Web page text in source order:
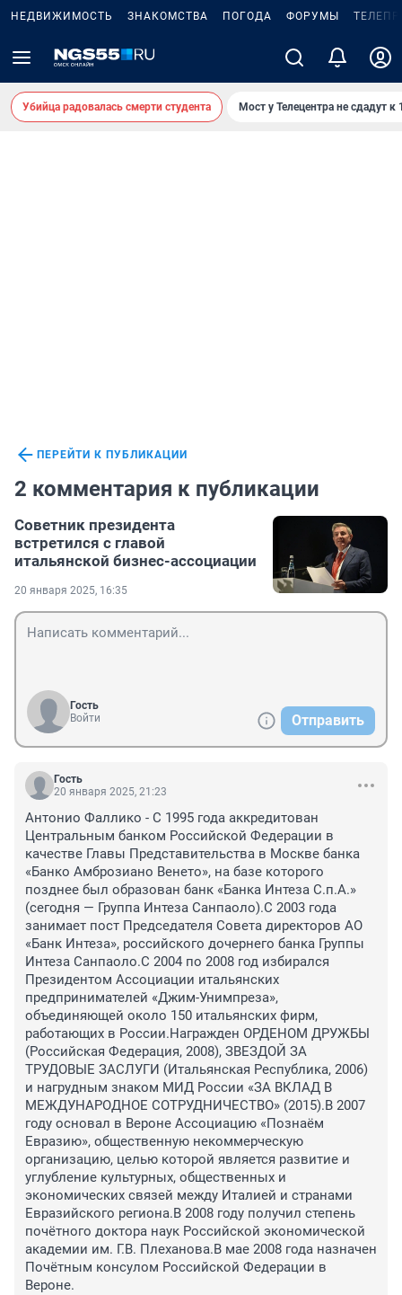
НЕДВИЖИМОСТЬ ЗНАКОМСТВА ПОГОДА ФОРУМЫ
Убийца радовалась смерти студента Мост у Телецентра не сдадут к
ПЕРЕЙТИ К ПУБЛИКАЦИИ
2 комментария к публикации
Советник президента
встретился с главой
итальянской бизнес-ассоциации
20 января 2025, 16:35
Гость
Войти
Отправить
Гость
20 января 2025, 21:23
Антонио Фаллико - C 1995 года аккредитован
Центральным банком Российской Федерации в
качестве Главы Представительства в Москве банка
«Банко Амброзиано Венето», на базе которого
позднее был образован банк «Банка Интеза С.п.А.»
(сегодня — Группа Интеза Санпаоло).С 2003 года
занимает пост Председателя Совета директоров АО
«Банк Интеза», российского дочернего банка Группы
Интеза Санпаоло.С 2004 по 2008 год избирался
Президентом Ассоциации итальянских
предпринимателей «Джим-Унимпреза»,
объединяющей около 150 итальянских фирм,
работающих в России.Награжден ОРДЕНОМ ДРУЖБЫ
(Российская Федерация, 2008), ЗВЕЗДОЙ ЗА
ТРУДОВЫЕ ЗАСЛУГИ (Итальянская Республика, 2006)
и нагрудным знаком МИД России «ЗА ВКЛАД В
МЕЖДУНАРОДНОЕ СОТРУДНИЧЕСТВО» (2015).В 2007
году основал в Вероне Ассоциацию «Познаём
Евразию», общественную некоммерческую
организацию, целью которой является развитие и
углубление культурных, общественных и
экономических связей между Италией и странами
Евразийского региона.В 2008 году получил степень
почётного доктора наук Российской экономической
академии им. Г.В. Плеханова.В мае 2008 года назначен
Почётным консулом Российской Федерации в
Вероне.